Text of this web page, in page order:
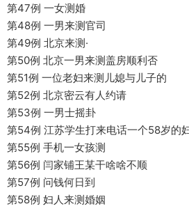
第47例 一女测婚
第48例 一男来测官司
第49例 北京来测·
第50例 北京一男来测盖房顺利否
第51例 一位老妇来测儿媳与儿子的
第52例 北京密云有人约请
第53例 一男士摇卦
第54例 江苏学生打来电话一个58岁的
第55例 手机一女孩测
第56例 闫家铺王某干啥啥不顺
第57例 问钱何日到
第58例 妇人来测婚姻